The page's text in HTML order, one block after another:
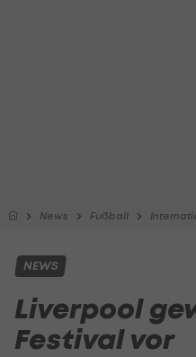
News Fußball
NEWS
Liverpool
Festival vor